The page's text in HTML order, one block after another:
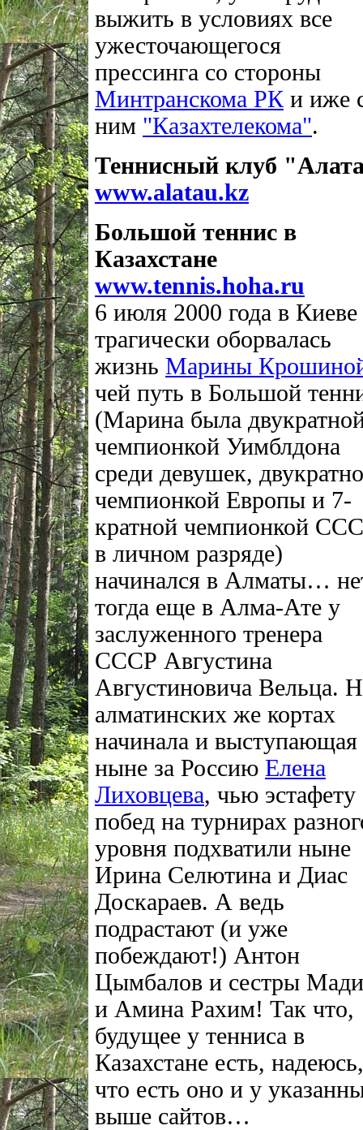
выжить в условиях все
ужесточающегося
прессинга со стороны
Минтранскома РК и иже
ним "Казахтелекома".
Теннисный клуб
www.alatau.kz
Большой теннис в
Казахстане
www.tennis.hoha.ru
6 июля 2000 года в Киеве
трагически оборвалась
жизнь Марины
чей путь в Большой
(Марина была
чемпионкой Уимблдона
среди девушек,
чемпионкой Европы и 7-
кратной чемпионкой
в личном разряде)
начинался в Алматы…
тогда еще в Алма-Ате у
заслуженного тренера
СССР Августина
Августиновича Вельца.
алматинских же кортах
начинала и выступающая
ныне за Россию Елена
Лиховцева, чью эстафету
побед на турнирах
уровня подхватили ныне
Ирина Селютина и Диас
Доскараев. А ведь
подрастают (и уже
побеждают!) Антон
Цымбалов и сестры
и Амина Рахим! Так что,
будущее у тенниса в
Казахстане есть, надеюсь,
что есть оно и у
выше сайтов…